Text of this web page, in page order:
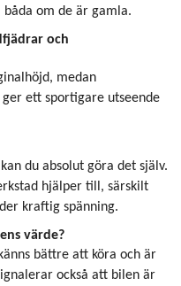
om de är gamla.
och
medan
ett sportigare utseende
du absolut göra det själv.
hjälper till, särskilt
kraftig spänning.
värde?
bättre att köra och är
också att bilen är